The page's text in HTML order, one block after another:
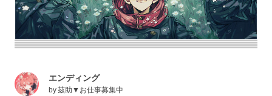
エンディング
by茲助▼お仕事募集中